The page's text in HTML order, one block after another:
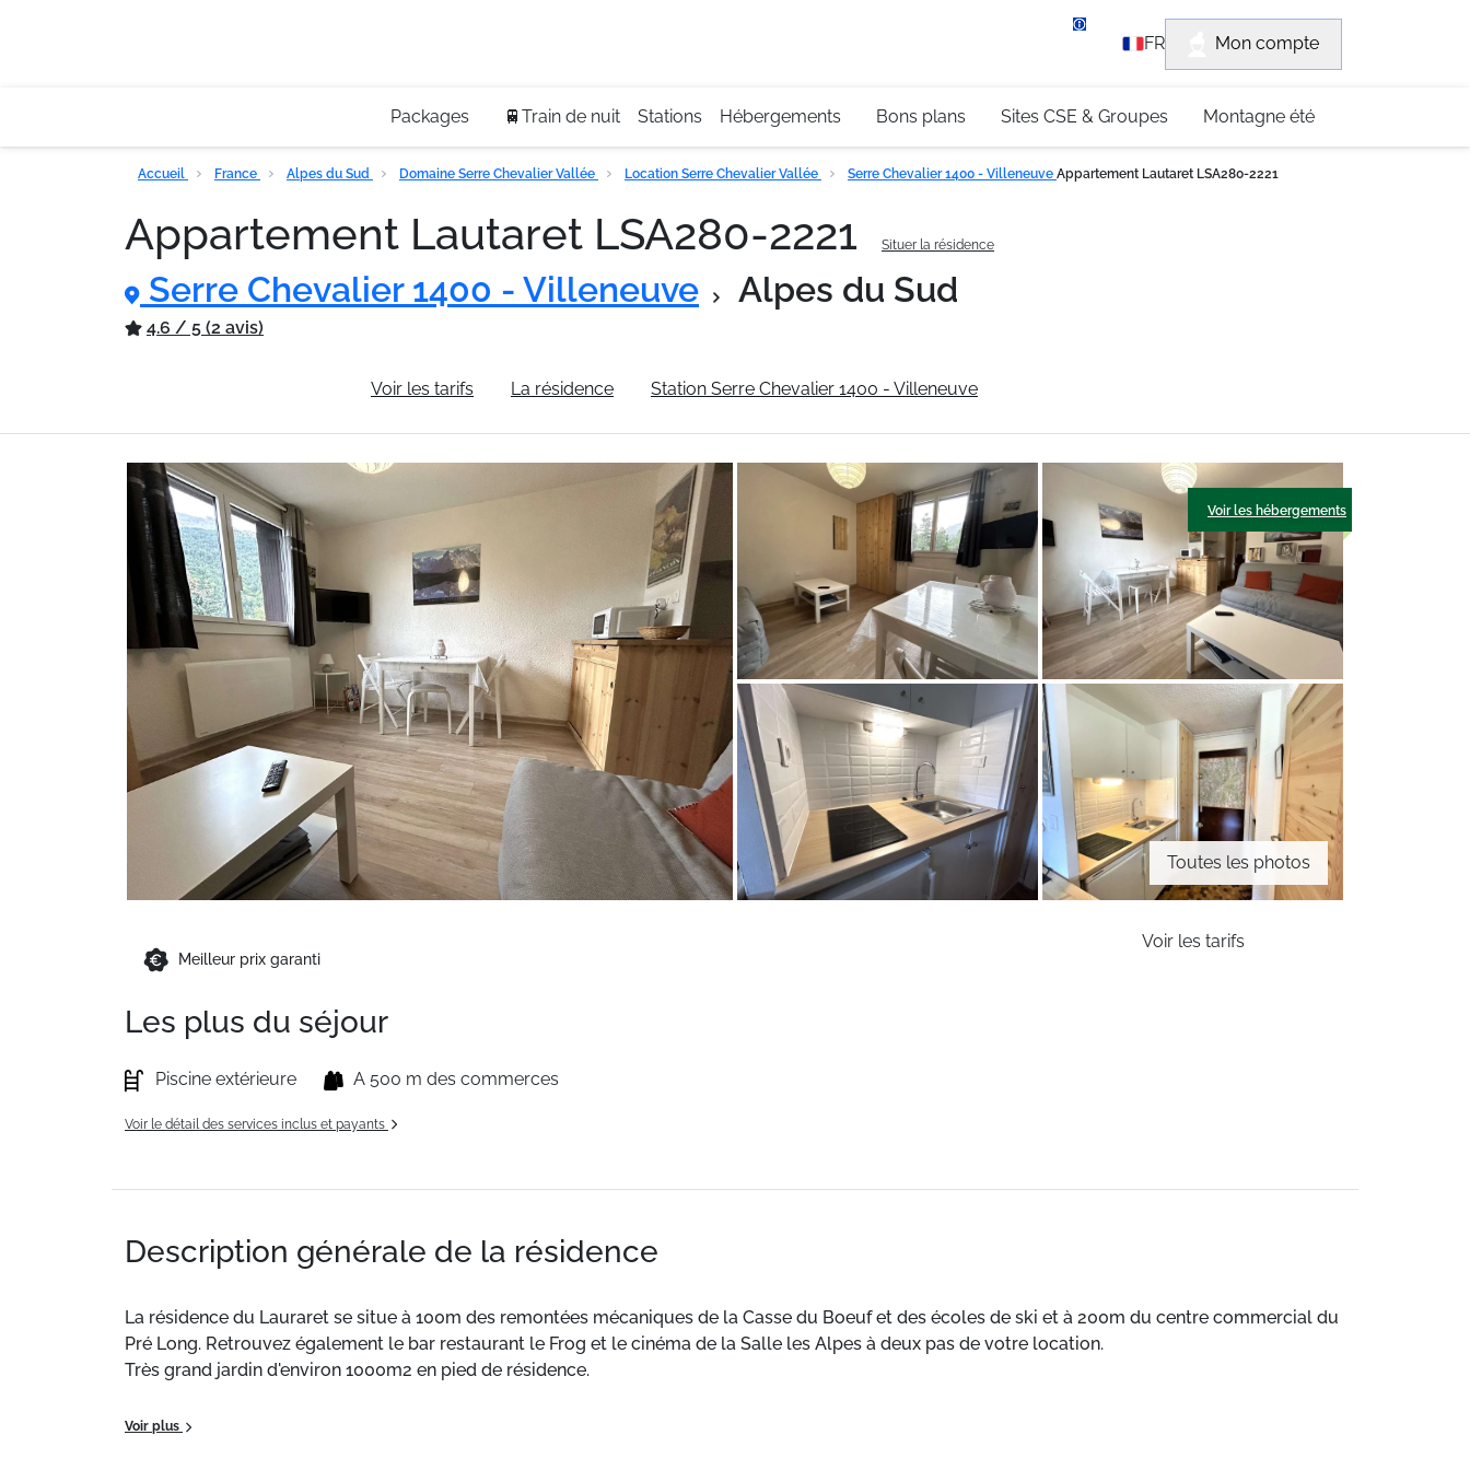
+33 (0)4 79 96 30 69
FR Mon compte
Packages 🚆Train de nuit Stations Hébergements Bons plans Sites CSE & Groupes Montagne été
Accueil France Alpes du Sud Domaine Serre Chevalier Vallée Location Serre Chevalier Vallée Serre Chevalier 1400 - Villeneuve Appartement Lautaret LSA280-2221
Appartement Lautaret LSA280-2221 Situer la résidence
Serre Chevalier 1400 - Villeneuve Alpes du Sud
4.6 / 5 (2 avis)
Voir les tarifs La résidence Station Serre Chevalier 1400 - Villeneuve
Toutes les photos
Voir les hébergements
Meilleur prix garanti
Voir les tarifs
Les plus du séjour
Piscine extérieure A 500 m des commerces
Voir le détail des services inclus et payants
Description générale de la résidence
La résidence du Lauraret se situe à 100m des remontées mécaniques de la Casse du Boeuf et des écoles de ski et à 200m du centre commercial du
Pré Long. Retrouvez également le bar restaurant le Frog et le cinéma de la Salle les Alpes à deux pas de votre location.
Très grand jardin d'environ 1000m2 en pied de résidence.
Ce studio à l'allure douillette dispose d'un séjour avec canapé-lit BZ en 140 pour deux personnes et télévision, d'un coin cuisine et d'une salle d'eau
Voir plus